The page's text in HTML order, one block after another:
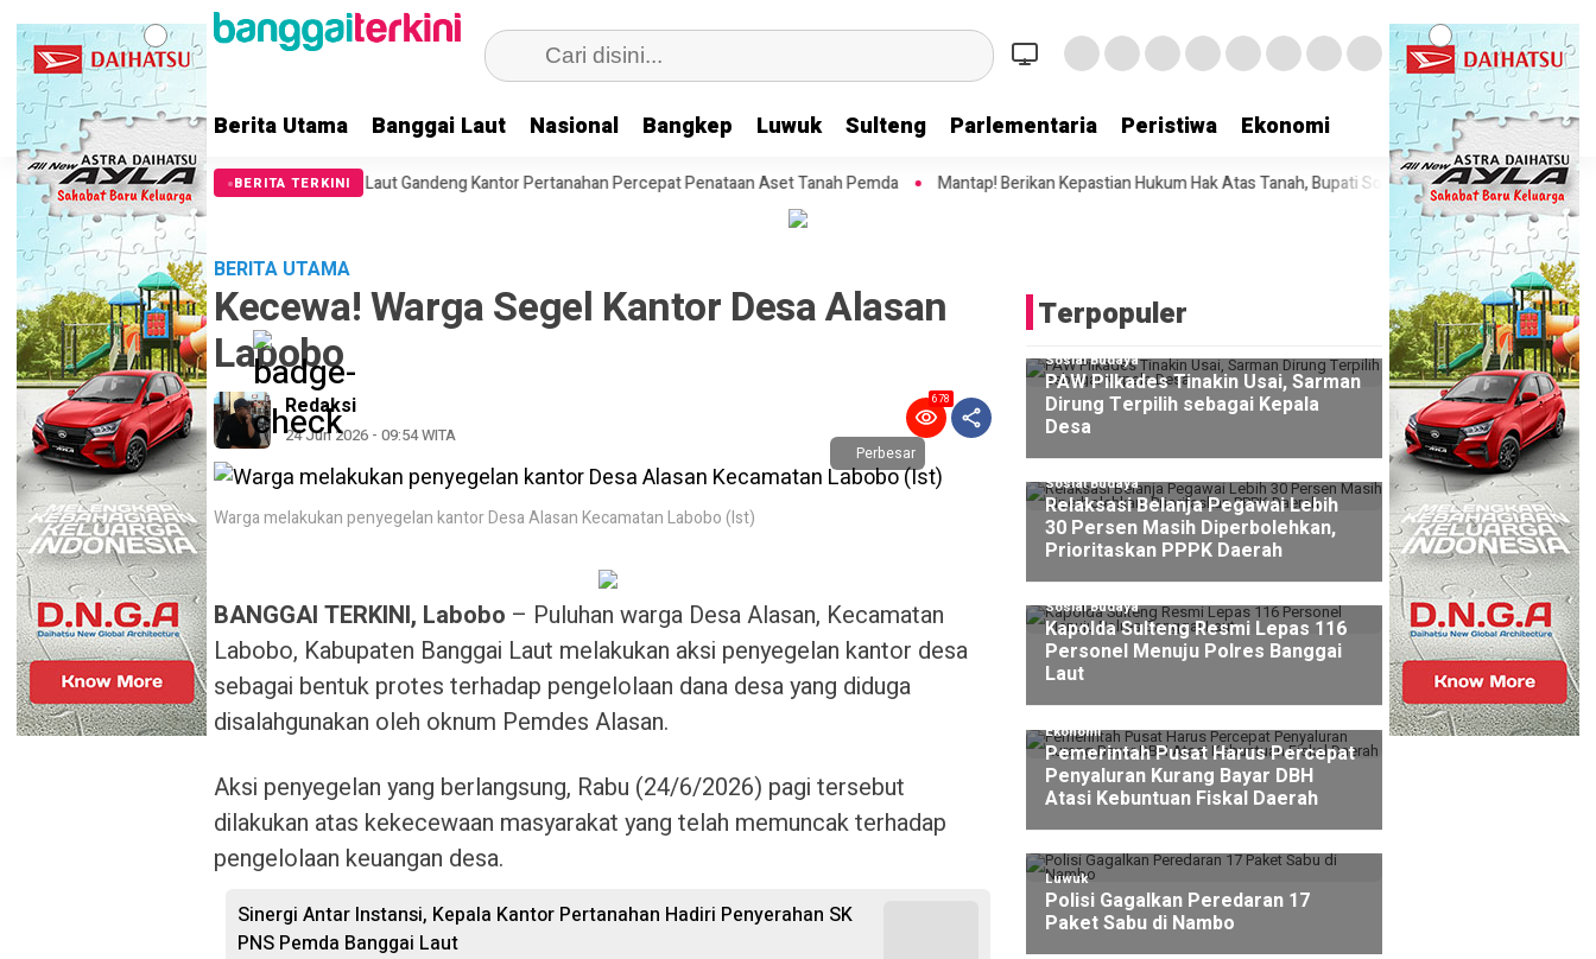
Berita Utama Banggai Laut Nasional Bangkep Luwuk Sulteng Parlementaria Peristiwa Ekonomi
BERITA TERKINI
KPK, Pemkab Banggai Laut Gandeng Kantor Pertanahan Percepat Penataan Aset Tanah Pemda Mantap! Berikan Kepastian Hukum Hak Atas Tanah, Bupati Sofyan Teken MoU Bersama Pertanahan Banggai
BERITA UTAMA
Kecewa! Warga Segel Kantor Desa Alasan
Labobo
Redaksi
24 Jun 2026 - 09:54 WITA
678
Perbesar
Warga melakukan penyegelan kantor Desa Alasan Kecamatan Labobo (Ist)
BANGGAI TERKINI, Labobo – Puluhan warga Desa Alasan, Kecamatan
Labobo, Kabupaten Banggai Laut melakukan aksi penyegelan kantor desa
sebagai bentuk protes terhadap pengelolaan dana desa yang diduga
disalahgunakan oleh oknum Pemdes Alasan.
Aksi penyegelan yang berlangsung, Rabu (24/6/2026) pagi tersebut
dilakukan atas kekecewaan masyarakat yang telah memuncak terhadap
pengelolaan keuangan desa.
Sinergi Antar Instansi, Kepala Kantor Pertanahan Hadiri Penyerahan SK
PNS Pemda Banggai Laut
Terpopuler
Sosial Budaya
PAW Pilkades Tinakin Usai, Sarman
Dirung Terpilih sebagai Kepala
Desa
Sosial Budaya
Relaksasi Belanja Pegawai Lebih
30 Persen Masih Diperbolehkan,
Prioritaskan PPPK Daerah
Sosial Budaya
Kapolda Sulteng Resmi Lepas 116
Personel Menuju Polres Banggai
Laut
Ekonomi
Pemerintah Pusat Harus Percepat
Penyaluran Kurang Bayar DBH
Atasi Kebuntuan Fiskal Daerah
Luwuk
Polisi Gagalkan Peredaran 17
Paket Sabu di Nambo